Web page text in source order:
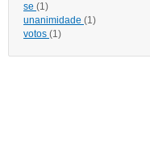
se (1)
unanimidade (1)
votos (1)